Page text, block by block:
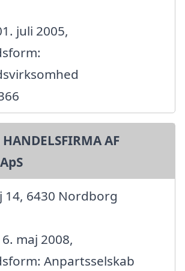
juli 2005,
HANDELSFIRMA AF
6430 Nordborg
maj 2008,
Anpartsselskab